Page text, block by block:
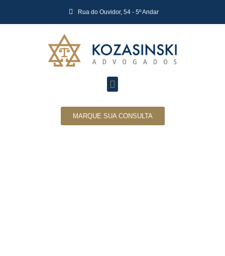
Rua do Ouvidor, 54 - 5º Andar
MARQUE SUA CONSULTA